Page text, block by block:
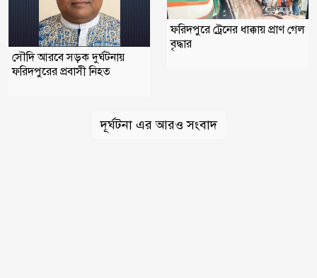
সৌদি আরবে সড়ক দুর্ঘটনায়
ফরিদপুরের প্রবাসী নিহত
ফরিদপুরে ট্রেনের ধাক্কায় প্রাণ গেল
বৃদ্ধার
দূর্ঘটনা এর আরও সংবাদ